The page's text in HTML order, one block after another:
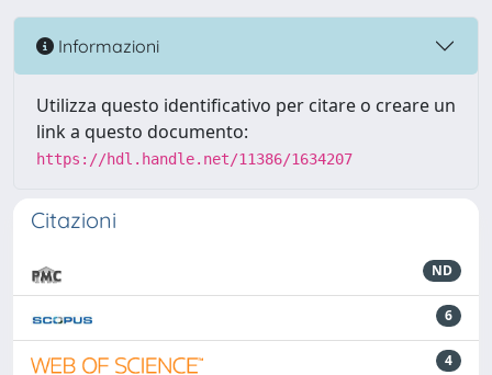
Informazioni
Utilizza questo identificativo per citare o creare un
link a questo documento:
https://hdl.handle.net/11386/1634207
Citazioni
ND
6
4